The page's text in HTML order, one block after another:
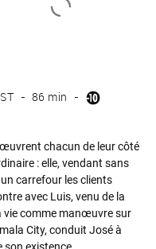
86 min
chacun de leur côté
: elle, vendant sans
carrefour les clients
avec Luis, venu de la
vie comme manœuvre sur
City, conduit José à